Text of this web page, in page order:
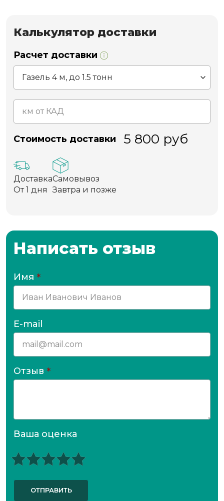
Калькулятор доставки
Расчет доставки
Стоимость доставки 5 800 руб
Доставка
От 1 дня
Самовывоз
Завтра и позже
Написать отзыв
Имя *
E-mail
Отзыв *
Ваша оценка
ОТПРАВИТЬ